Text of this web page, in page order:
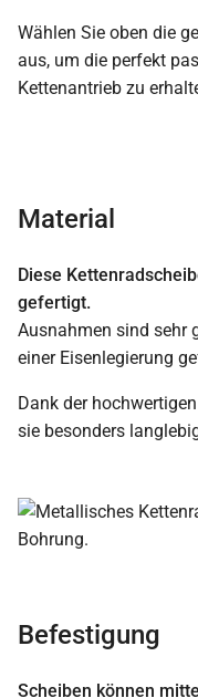
Wählen Sie oben die
aus, um die perfekt
Kettenantrieb zu
Material
Diese
gefertigt.
Ausnahmen sind sehr
einer Eisenlegierung
Dank der
sie besonders
Befestigung
Scheiben können